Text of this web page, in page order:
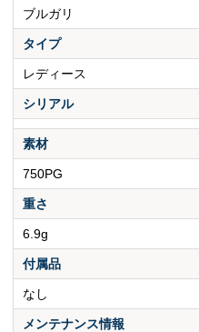
ブルガリ
タイプ
レディース
シリアル
素材
750PG
重さ
6.9g
付属品
なし
メンテナンス情報